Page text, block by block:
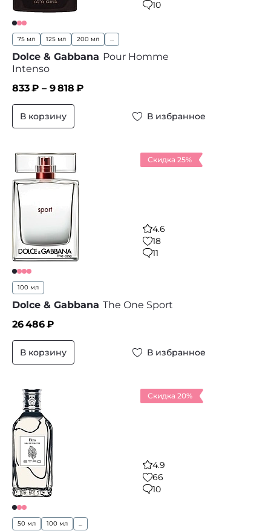
10
75 мл 125 мл 200 мл ...
Dolce & Gabbana Pour Homme
Intenso
833₽ – 9 818 ₽
В корзину В избранное
Скидка 25%
4.6
18
11
100 мл
Dolce & Gabbana The One Sport
26 486₽
В корзину В избранное
Скидка 20%
4.9
66
10
50 мл 100 мл ...